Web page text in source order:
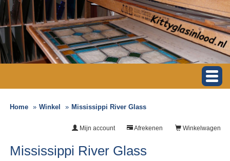
Home Winkel Mississippi River Glass
Winkelwagen
Afrekenen
Mijn account
Mississippi River Glass